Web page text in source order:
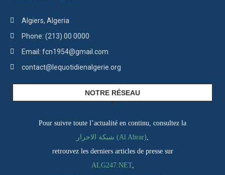
Algiers, Algeria
Phone: (213) 00 0000
Email: fcn1954@gmail.com
contact@lequotidienalgerie.org
NOTRE RÉSEAU
Pour suivre toute l’actualité en continu, consultez la
شبكة الاحرار (Al Ahrar),
retrouvez les derniers articles de presse sur
ALG247.NET,